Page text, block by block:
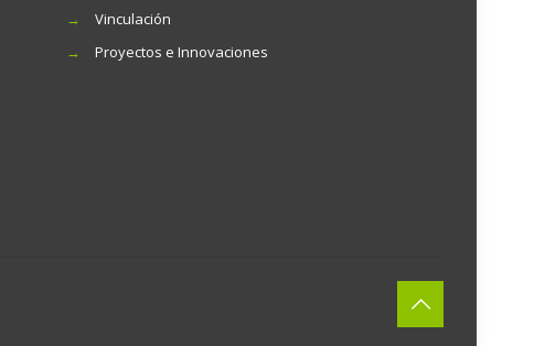
→
Vinculación
→
Proyectos e Innovaciones